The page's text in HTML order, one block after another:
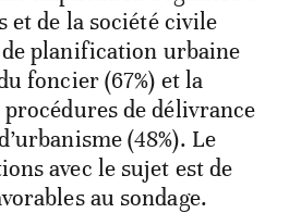
et de la société civile
planification urbaine
foncier (67%) et la
de délivrance
(48%). Le
avec le sujet est de
au sondage.